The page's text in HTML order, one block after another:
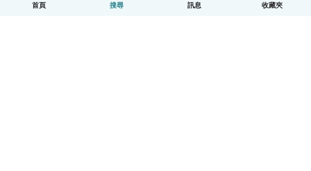
首頁 搜尋 訊息 收藏夾